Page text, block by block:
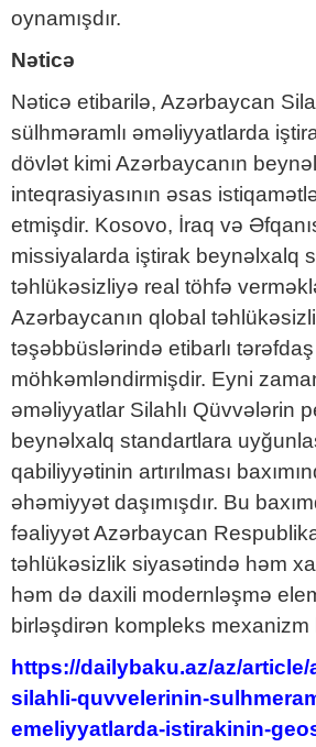
oynamışdır.
Nəticə
Nəticə etibarilə, Azərbaycan
sülhməramlı əməliyyatlarda
dövlət kimi Azərbaycanın
inteqrasiyasının əsas
etmişdir. Kosovo, İraq və
missiyalarda iştirak beynəlxalq
təhlükəsizliyə real töhfə
Azərbaycanın qlobal
təşəbbüslərində etibarlı
möhkəmləndirmişdir. Eyni
əməliyyatlar Silahlı Qüvvələrin
beynəlxalq standartlara
qabiliyyətinin artırılması
əhəmiyyət daşımışdır. Bu
fəaliyyət Azərbaycan
təhlükəsizlik siyasətində həm
həm də daxili modernləşmə
birləşdirən kompleks mexanizm
https://dailybaku.az/az/
silahli-quvvelerinin-
emeliyyatlarda-istirakinin-